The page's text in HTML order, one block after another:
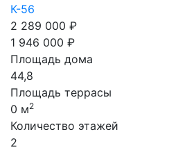
К-56
2 289 000 ₽
1 946 000 ₽
Площадь дома
44,8
Площадь террасы
0 м2
Количество этажей
2